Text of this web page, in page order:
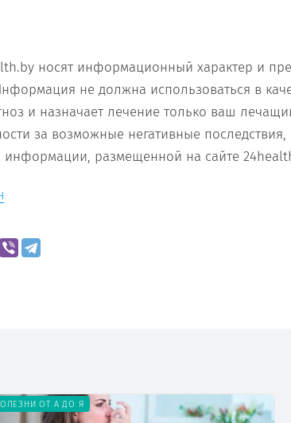
носят информационный характер и
не должна использоваться в
и назначает лечение только ваш
за возможные негативные
информации, размещенной на сайте
ОТ А ДО Я